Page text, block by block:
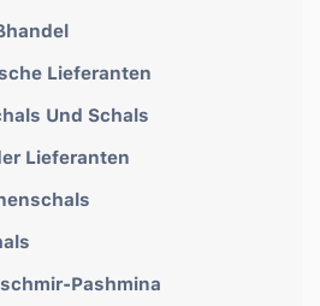
Lieferanten
Und Schals
Lieferanten
Pashmina